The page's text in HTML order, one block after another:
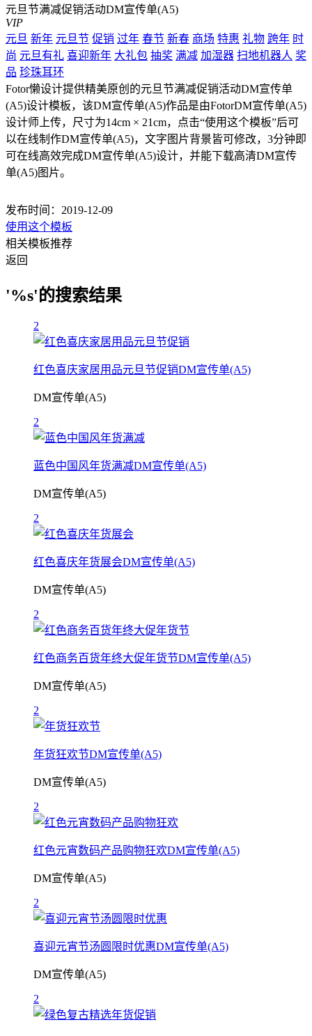
元旦节满减促销活动DM宣传单(A5)
VIP
元旦 新年 元旦节 促销 过年 春节 新春 商场 特惠 礼物 跨年 时
尚 元旦有礼 喜迎新年 大礼包 抽奖 满减 加湿器 扫地机器人 奖
品 珍珠耳环
Fotor懒设计提供精美原创的元旦节满减促销活动DM宣传单
(A5)设计模板，该DM宣传单(A5)作品是由FotorDM宣传单(A5)
设计师上传，尺寸为14cm × 21cm，点击“使用这个模板”后可
以在线制作DM宣传单(A5)，文字图片背景皆可修改，3分钟即
可在线高效完成DM宣传单(A5)设计，并能下载高清DM宣传
单(A5)图片。
发布时间：2019-12-09
使用这个模板
相关模板推荐
返回
'%s'的搜索结果
2
红色喜庆家居用品元旦节促销DM宣传单(A5)
DM宣传单(A5)
2
蓝色中国风年货满减DM宣传单(A5)
DM宣传单(A5)
2
红色喜庆年货展会DM宣传单(A5)
DM宣传单(A5)
2
红色商务百货年终大促年货节DM宣传单(A5)
DM宣传单(A5)
2
年货狂欢节DM宣传单(A5)
DM宣传单(A5)
2
红色元宵数码产品购物狂欢DM宣传单(A5)
DM宣传单(A5)
2
喜迎元宵节汤圆限时优惠DM宣传单(A5)
DM宣传单(A5)
2